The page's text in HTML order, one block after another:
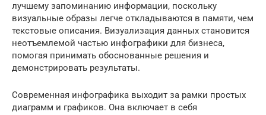
лучшему запоминанию информации, поскольку
визуальные образы легче откладываются в памяти, чем
текстовые описания. Визуализация данных становится
неотъемлемой частью инфографики для бизнеса,
помогая принимать обоснованные решения и
демонстрировать результаты.
Современная инфографика выходит за рамки простых
диаграмм и графиков. Она включает в себя